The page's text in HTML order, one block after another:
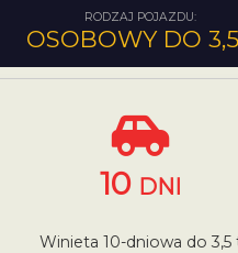
RODZAJ POJAZDU:
OSOBOWY DO
10 DNI
Winieta 10-dniowa do 3,5